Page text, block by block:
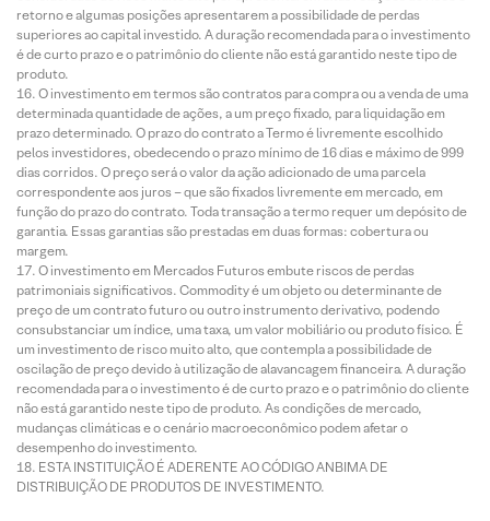
retorno e algumas posições apresentarem a possibilidade de perdas
superiores ao capital investido. A duração recomendada para o investimento
é de curto prazo e o patrimônio do cliente não está garantido neste tipo de
produto.
O investimento em termos são contratos para compra ou a venda de uma
determinada quantidade de ações, a um preço fixado, para liquidação em
prazo determinado. O prazo do contrato a Termo é livremente escolhido
pelos investidores, obedecendo o prazo mínimo de 16 dias e máximo de 999
dias corridos. O preço será o valor da ação adicionado de uma parcela
correspondente aos juros – que são fixados livremente em mercado, em
função do prazo do contrato. Toda transação a termo requer um depósito de
garantia. Essas garantias são prestadas em duas formas: cobertura ou
margem.
O investimento em Mercados Futuros embute riscos de perdas
patrimoniais significativos. Commodity é um objeto ou determinante de
preço de um contrato futuro ou outro instrumento derivativo, podendo
consubstanciar um índice, uma taxa, um valor mobiliário ou produto físico. É
um investimento de risco muito alto, que contempla a possibilidade de
oscilação de preço devido à utilização de alavancagem financeira. A duração
recomendada para o investimento é de curto prazo e o patrimônio do cliente
não está garantido neste tipo de produto. As condições de mercado,
mudanças climáticas e o cenário macroeconômico podem afetar o
desempenho do investimento.
ESTA INSTITUIÇÃO É ADERENTE AO CÓDIGO ANBIMA DE
DISTRIBUIÇÃO DE PRODUTOS DE INVESTIMENTO.